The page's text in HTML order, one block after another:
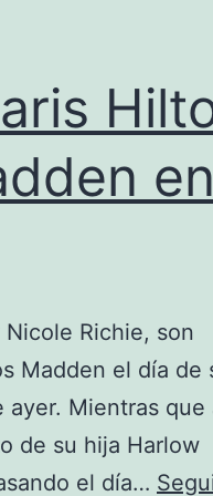
en
Richie, son
Madden el día de
ayer. Mientras que
de su hija Harlow
el día…